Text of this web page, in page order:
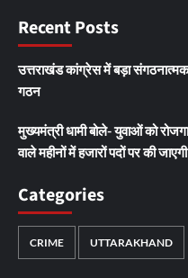
Recent Posts
उत्तराखंड कांग्रेस में बड़ा
गठन
मुख्यमंत्री धामी बोले- युवाओं को
वाले महीनों में हजारों पदों पर की जाएगी
Categories
CRIME UTTARAKHAND